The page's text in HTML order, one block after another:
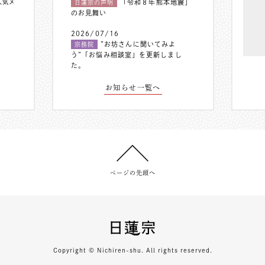
メ 日蓮宗の声明
「令和８年熊本地震」
のお見舞い
2026/07/16
宗務院
”お坊さんに聞いてみよ
う”「お悩み相談室」を更新しまし
た。
お知らせ一覧へ
ページの先頭へ
Copyright © Nichiren-shu. All rights reserved.